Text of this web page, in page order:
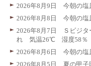
2026年8月9日 今朝の
2026年8月8日 今朝の
2026年8月7日 Ｓビジ
れ 気温26℃ 湿度58％
2026年8月6日 今朝の
2026年8月5日 夏の甲